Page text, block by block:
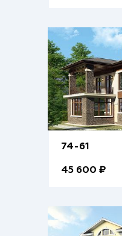
74-61
45 600 ₽